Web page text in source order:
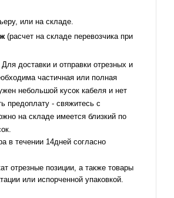
или на складе.
(расчет на складе перевозчика при
Для доставки и отправки отрезных и
частичная или полная
небольшой кусок кабеля и нет
предоплату - свяжитесь с
на складе имеется близкий по
в течении 14дней согласно
отрезные позиции, а также товары
или испорченной упаковкой.